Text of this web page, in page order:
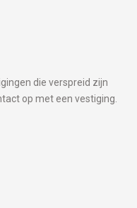
die verspreid zijn
op met een vestiging.